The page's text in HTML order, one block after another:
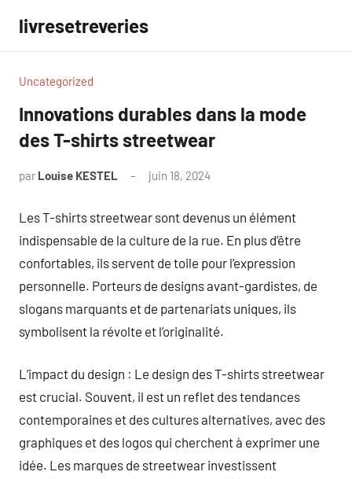
contenu
livresetreveries
Uncategorized
Innovations durables dans la mode
des T-shirts streetwear
par Louise KESTEL juin 18, 2024
Les T-shirts streetwear sont devenus un élément
indispensable de la culture de la rue. En plus d’être
confortables, ils servent de toile pour l’expression
personnelle. Porteurs de designs avant-gardistes, de
slogans marquants et de partenariats uniques, ils
symbolisent la révolte et l’originalité.
L’impact du design : Le design des T-shirts streetwear
est crucial. Souvent, il est un reflet des tendances
contemporaines et des cultures alternatives, avec des
graphiques et des logos qui cherchent à exprimer une
idée. Les marques de streetwear investissent